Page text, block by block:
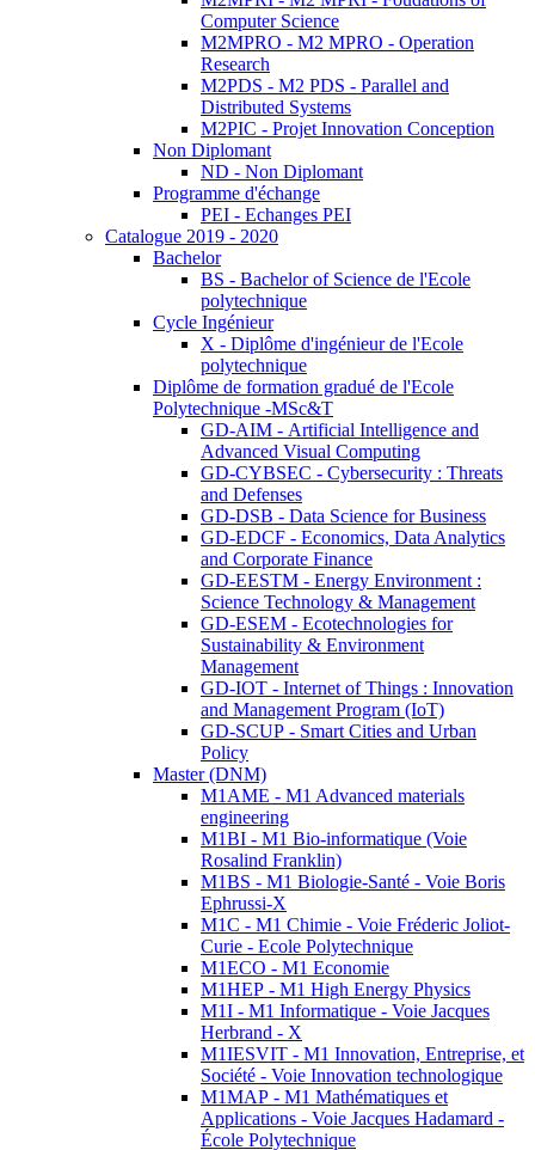
Computer Science
M2MPRO - M2 MPRO - Operation
Research
M2PDS - M2 PDS - Parallel and
Distributed Systems
M2PIC - Projet Innovation Conception
Non Diplomant
ND - Non Diplomant
Programme d'échange
PEI - Echanges PEI
Catalogue 2019 - 2020
Bachelor
BS - Bachelor of Science de l'Ecole
polytechnique
Cycle Ingénieur
X - Diplôme d'ingénieur de l'Ecole
polytechnique
Diplôme de formation gradué de l'Ecole
Polytechnique -MSc&T
GD-AIM - Artificial Intelligence and
Advanced Visual Computing
GD-CYBSEC - Cybersecurity : Threats
and Defenses
GD-DSB - Data Science for Business
GD-EDCF - Economics, Data Analytics
and Corporate Finance
GD-EESTM - Energy Environment :
Science Technology & Management
GD-ESEM - Ecotechnologies for
Sustainability & Environment
Management
GD-IOT - Internet of Things : Innovation
and Management Program (IoT)
GD-SCUP - Smart Cities and Urban
Policy
Master (DNM)
M1AME - M1 Advanced materials
engineering
M1BI - M1 Bio-informatique (Voie
Rosalind Franklin)
M1BS - M1 Biologie-Santé - Voie Boris
Ephrussi-X
M1C - M1 Chimie - Voie Fréderic Joliot-
Curie - Ecole Polytechnique
M1ECO - M1 Economie
M1HEP - M1 High Energy Physics
M1I - M1 Informatique - Voie Jacques
Herbrand - X
M1IESVIT - M1 Innovation, Entreprise, et
Société - Voie Innovation technologique
M1MAP - M1 Mathématiques et
Applications - Voie Jacques Hadamard -
École Polytechnique